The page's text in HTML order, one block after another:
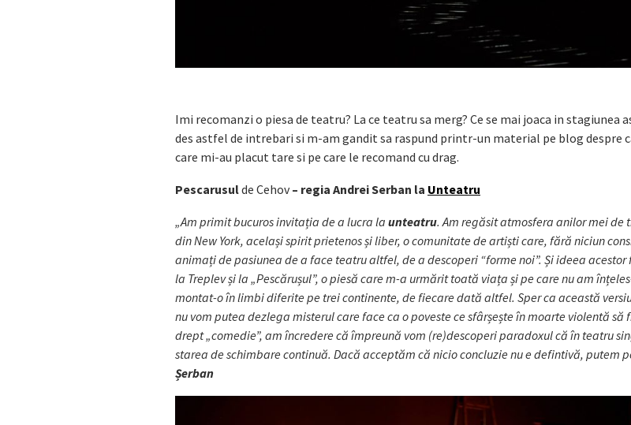
Imi recomanzi o piesa de teatru? La ce teatru sa merg? Ce se mai joaca in stagiunea
des astfel de intrebari si m-am gandit sa raspund printr-un material pe blog despre
care mi-au placut tare si pe care le recomand cu drag.
Pescarusulde Cehov– regia Andrei Serban la Unteatru
„Am primit bucuros invitația de a lucra launteatru. Am regăsit atmosfera anilor mei de
din New York, același spirit prietenos și liber, o comunitate de artiști care, fără niciun
animați de pasiunea de a face teatru altfel, de a descoperi “forme noi”. Și ideea
la Treplev și la „Pescărușul”, o piesă care m-a urmărit toată viața și pe care nu am
montat-o în limbi diferite pe trei continente, de fiecare dată altfel. Sper ca această
nu vom putea dezlega misterul care face ca o poveste ce sfârșește în moarte violentă
drept „comedie”, am încredere că împreună vom (re)descoperi paradoxul că în teatru
starea de schimbare continuă. Dacă acceptăm că nicio concluzie nu e defintivă, putem
Șerban